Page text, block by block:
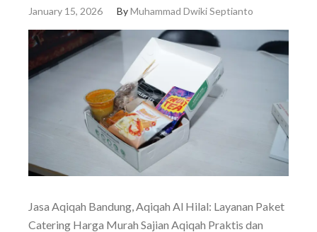
January 15, 2026 ByMuhammad Dwiki Septianto
Jasa Aqiqah Bandung, Aqiqah Al Hilal: Layanan Paket
Catering Harga Murah Sajian Aqiqah Praktis dan